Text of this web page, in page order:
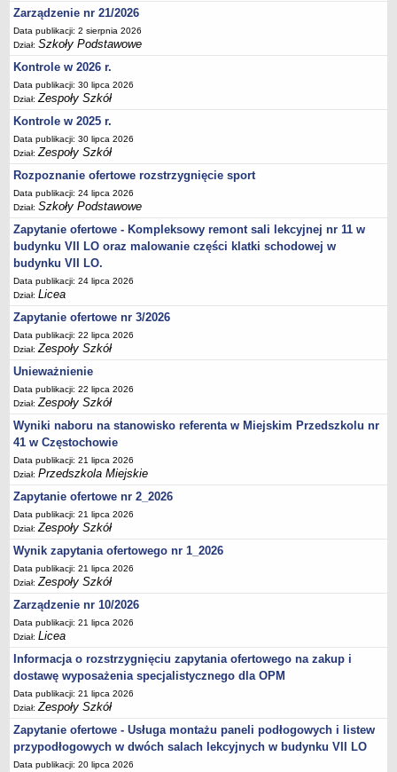
PORADNIE PSYCHOLOGICZNO-PEDAGOGICZNE
Zespół Poradni
BIURO FINANSÓW OŚWIATY
Dane podstawowe
Statut
Majątek
Godziny dyżurów
Ogłoszenia
Zarządzenia
Rejestry, ewidencje, archiwa
Kontrole
PONOWNE WYKORZYSTYWANIE
Sprawozdania
Deklaracja dostępności
DEKLARACJA DOSTĘPNOŚCI
OŚWIADCZENIA MAJĄTKOWE
PONOWNE WYKORZYSTYWANIE
UDOSTĘPNIANIE INFORMACJI PUBLICZNEJ
OCHRONA DANYCH OSOBOWYCH
Zarządzenie nr 21/2026
Data publikacji: 2 sierpnia 2026
Dział:Szkoły Podstawowe
Kontrole w 2026 r.
Data publikacji: 30 lipca 2026
Dział:Zespoły Szkół
Kontrole w 2025 r.
Data publikacji: 30 lipca 2026
Dział:Zespoły Szkół
Rozpoznanie ofertowe rozstrzygnięcie sport
Data publikacji: 24 lipca 2026
Dział:Szkoły Podstawowe
Zapytanie ofertowe - Kompleksowy remont sali lekcyjnej nr 11 w
budynku VII LO oraz malowanie części klatki schodowej w
budynku VII LO.
Data publikacji: 24 lipca 2026
Dział:Licea
Zapytanie ofertowe nr 3/2026
Data publikacji: 22 lipca 2026
Dział:Zespoły Szkół
Unieważnienie
Data publikacji: 22 lipca 2026
Dział:Zespoły Szkół
Wyniki naboru na stanowisko referenta w Miejskim Przedszkolu nr
41 w Częstochowie
Data publikacji: 21 lipca 2026
Dział:Przedszkola Miejskie
Zapytanie ofertowe nr 2_2026
Data publikacji: 21 lipca 2026
Dział:Zespoły Szkół
Wynik zapytania ofertowego nr 1_2026
Data publikacji: 21 lipca 2026
Dział:Zespoły Szkół
Zarządzenie nr 10/2026
Data publikacji: 21 lipca 2026
Dział:Licea
Informacja o rozstrzygnięciu zapytania ofertowego na zakup i
dostawę wyposażenia specjalistycznego dla OPM
Data publikacji: 21 lipca 2026
Dział:Zespoły Szkół
Zapytanie ofertowe - Usługa montażu paneli podłogowych i listew
przypodłogowych w dwóch salach lekcyjnych w budynku VII LO
Data publikacji: 20 lipca 2026